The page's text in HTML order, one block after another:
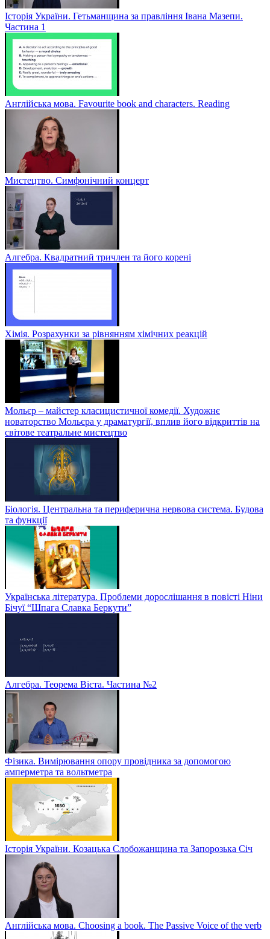
Історія України. Гетьманщина за правління Івана Мазепи.
Частина 1
Англійська мова. Favourite book and characters. Reading
Мистецтво. Симфонічний концерт
Алгебра. Квадратний тричлен та його корені
Хімія. Розрахунки за рівнянням хімічних реакцій
Мольєр – майстер класицистичної комедії. Художнє
новаторство Мольєра у драматургії, вплив його відкриттів на
світове театральне мистецтво
Біологія. Центральна та периферична нервова система. Будова
та функції
Українська література. Проблеми дорослішання в повісті Ніни
Бічуї “Шпага Славка Беркути”
Алгебра. Теорема Вієта. Частина №2
Фізика. Вимірювання опору провідника за допомогою
амперметра та вольтметра
Історія України. Козацька Слобожанщина та Запорозька Січ
Англійська мова. Choosing a book. The Passive Voice of the verb